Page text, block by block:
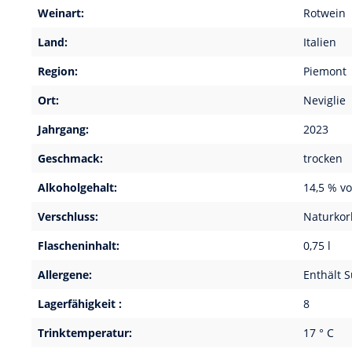
Weinart:
Rotwein
Land:
Italien
Region:
Piemont
Ort:
Neviglie
Jahrgang:
2023
Geschmack:
trocken
Alkoholgehalt:
14,5 %
Verschluss:
Flascheninhalt:
0,75 l
Allergene:
Enthält
Lagerfähigkeit :
8
Trinktemperatur:
17 ° C